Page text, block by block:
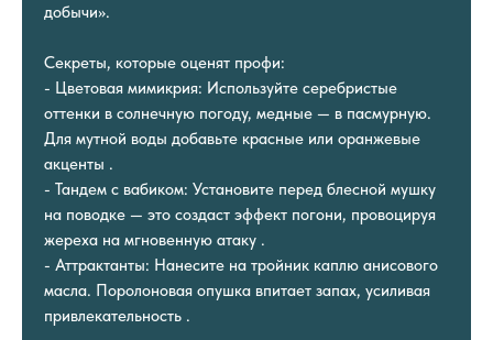
добычи».
Секреты, которые оценят профи:
- Цветовая мимикрия: Используйте серебристые
оттенки в солнечную погоду, медные — в пасмурную.
Для мутной воды добавьте красные или оранжевые
акценты .
- Тандем с вабиком: Установите перед блесной мушку
на поводке — это создаст эффект погони, провоцируя
жереха на мгновенную атаку .
- Аттрактанты: Нанесите на тройник каплю анисового
масла. Поролоновая опушка впитает запах, усиливая
привлекательность .